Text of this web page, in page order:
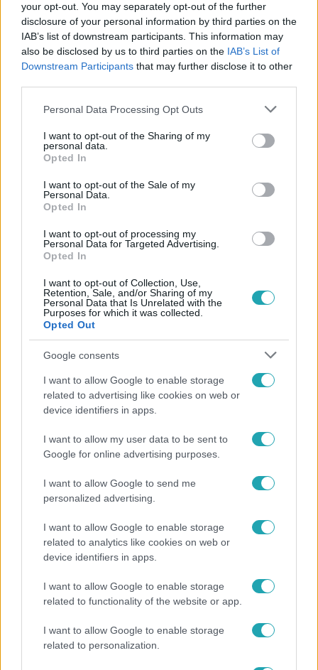
your opt-out. You may separately opt-out of the further
disclosure of your personal information by third parties on the
IAB’s list of downstream participants. This information may
also be disclosed by us to third parties on the IAB’s List of
Downstream Participants that may further disclose it to other
Please note that this website/app uses one or more Google
not limited to your visit or usage behaviour. You may click to
grant or deny consent to Google and its third-party tags to
use your data for below specified purposes in below Google
consent section.
Personal Data Processing Opt Outs
I want to opt-out of the Sharing of my
personal data.
Opted In
I want to opt-out of the Sale of my
Personal Data.
Opted In
I want to opt-out of processing my
Personal Data for Targeted Advertising.
Opted In
I want to opt-out of Collection, Use,
Retention, Sale, and/or Sharing of my
Personal Data that Is Unrelated with the
Purposes for which it was collected.
Opted Out
Google consents
I want to allow Google to enable storage
related to advertising like cookies on web or
device identifiers in apps.
I want to allow my user data to be sent to
Google for online advertising purposes.
I want to allow Google to send me
personalized advertising.
I want to allow Google to enable storage
related to analytics like cookies on web or
device identifiers in apps.
I want to allow Google to enable storage
related to functionality of the website or app.
I want to allow Google to enable storage
related to personalization.
PAPP GERGŐ
DIETETIKUS
Népszerű
hőmérséklet a hét második felében